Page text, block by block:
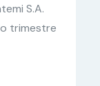
S.A.
trimestre